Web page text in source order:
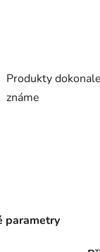
Produkty dokonale
známe
parametry